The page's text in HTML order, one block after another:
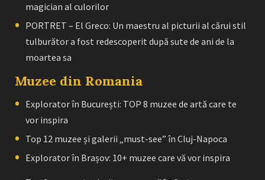
magician al culorilor
PORTRET – El Greco: Un maestru al picturii al cărui stil
tulburător a fost redescoperit după sute de ani de la
moartea sa
Muzee din Romania
Explorator în București: TOP 8 muzee de artă care te
vor inspira
Top 12 muzee și galerii „must-see” în Cluj-Napoca
Explorator în Brașov: 10+ muzee care vă vor inspira